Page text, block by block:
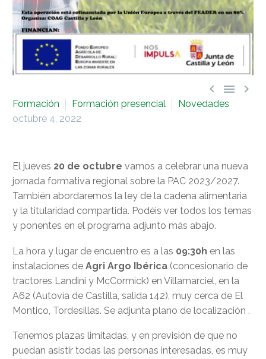
  
Formación Formación presencial
Novedades
octubre 4, 2022
El jueves 20 de octubre vamos a celebrar una nueva
jornada formativa regional sobre la PAC 2023/2027.
También abordaremos la ley de la cadena alimentaria
y la titularidad compartida. Podéis ver todos los temas
y ponentes en el programa adjunto más abajo.
La hora y lugar de encuentro es a las 09:30h en las
instalaciones de Agri Argo Ibérica (concesionario de
tractores Landini y McCormick) en Villamarciel, en la
A62 (Autovía de Castilla, salida 142), muy cerca de El
Montico, Tordesillas. Se adjunta plano de localización .
Tenemos plazas limitadas, y en previsión de que no
puedan asistir todas las personas interesadas, es muy